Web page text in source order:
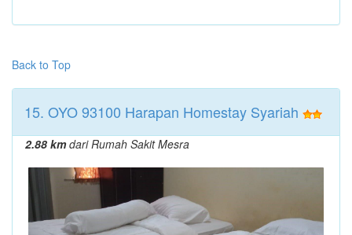
Back to Top
15. OYO 93100 Harapan Homestay Syariah
2.88 kmdari Rumah Sakit Mesra